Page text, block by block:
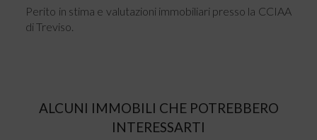
Perito in stima e valutazioni immobiliari presso la CCIAA
di Treviso.
ALCUNI IMMOBILI CHE POTREBBERO
INTERESSARTI